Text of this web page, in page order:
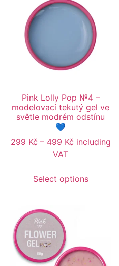
Pink Lolly Pop №4 –
modelovací tekutý gel ve
světle modrém odstínu
💙
299 Kč – 499 Kč including
VAT
Select options